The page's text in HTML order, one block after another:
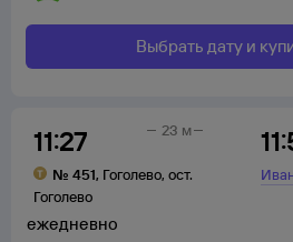
Выбрать дату и
11:27
№ 451, Гоголево, ост.
Гоголево
23 м
ежедневно